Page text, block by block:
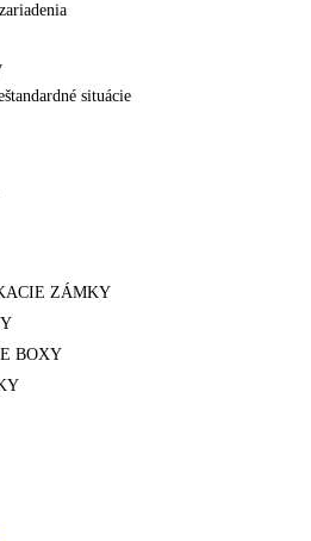
situácie
ZÁMKY
BOXY